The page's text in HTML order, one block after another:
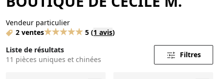
Vendeur particulier
2 ventes
5 (1 avis)
Liste de résultats
11 pièces uniques et chinées
Filtres